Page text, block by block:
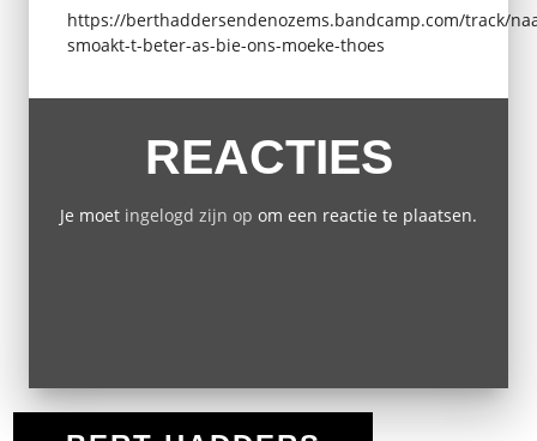
https://berthaddersendenozems.bandcamp.com/track/
smoakt-t-beter-as-bie-ons-moeke-thoes
REACTIES
Je moet ingelogd zijn op om een reactie te plaatsen.